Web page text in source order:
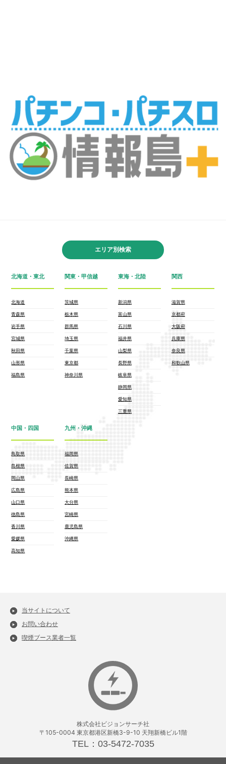
エリア別検索
北海道・東北
北海道
青森県
岩手県
宮城県
秋田県
山形県
福島県
関東・甲信越
茨城県
栃木県
群馬県
埼玉県
千葉県
東京都
神奈川県
東海・北陸
新潟県
富山県
石川県
福井県
山梨県
長野県
岐阜県
静岡県
愛知県
三重県
関西
滋賀県
京都府
大阪府
兵庫県
奈良県
和歌山県
中国・四国
鳥取県
島根県
岡山県
広島県
山口県
徳島県
香川県
愛媛県
高知県
九州・沖縄
福岡県
佐賀県
長崎県
熊本県
大分県
宮崎県
鹿児島県
沖縄県
当サイトについて
お問い合わせ
喫煙ブース業者一覧
株式会社ビジョンサーチ社
〒105-0004 東京都港区新橋3-9-10 天翔新橋ビル1階
TEL：03-5472-7035